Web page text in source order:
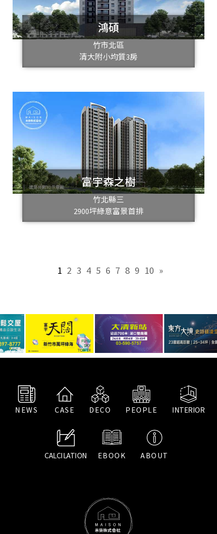
鴻碩
竹市北區
清大附小均質3房
富宇森之樹
竹北縣三
2900坪綠意富景首排
1 2 3 4 5 6 7 8 9 10 »
NEWS CASE DECO PEOPLE INTERIOR
CALCILATION EBOOK ABOUT